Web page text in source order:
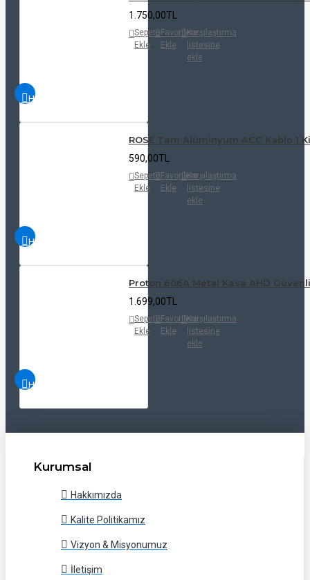
HIZLI
1.750,00TL
Sepete
Ekle
Favorilere
Ekle
Karşılaştırma
listesine
ekle
HIZLI
ROSE Tam Alüminyum ACC Kablo 1
590,00TL
Sepete
Ekle
Favorilere
Ekle
Karşılaştırma
listesine
ekle
HIZLI
Proton 606A Metal Kasa AHD
1.699,00TL
Sepete
Ekle
Favorilere
Ekle
Karşılaştırma
listesine
ekle
Kurumsal
Hakkımızda
Kalite Politikamız
Vizyon & Misyonumuz
İletişim